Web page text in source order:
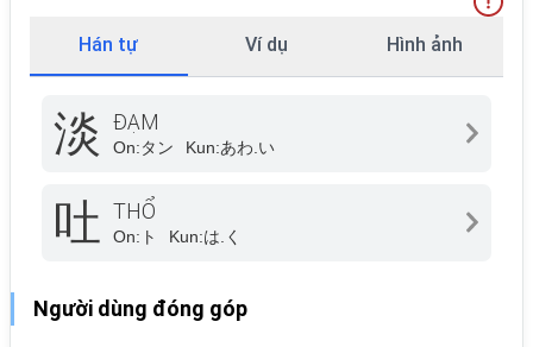
Hán tự Ví dụ Hình ảnh
淡 ĐẠM
On:タン Kun:あわ.い
吐 THỔ
On: ト Kun:は.く
Người dùng đóng góp